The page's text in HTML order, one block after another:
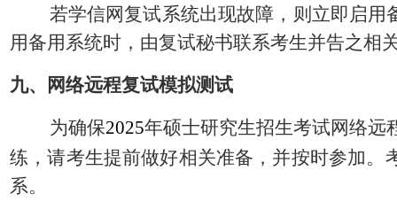
若学信网复试系统出现故障，则立即启
用备用系统时，由复试秘书联系考生并告之相
九、网络远程复试模拟测试
为确保2025年硕士研究生招生考试网络远
练，请考生提前做好相关准备，并按时参加
系。